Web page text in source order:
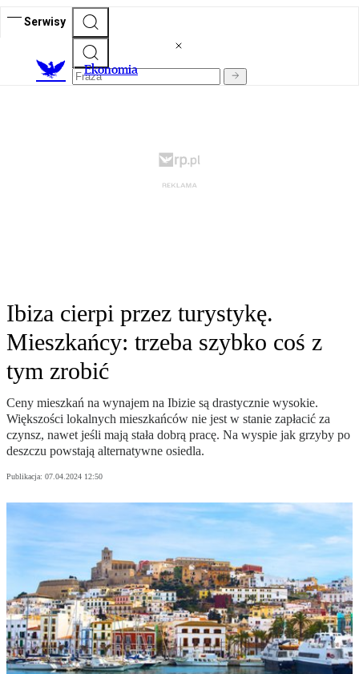
Serwisy
Ekonomia
Ibiza cierpi przez turystykę.
Mieszkańcy: trzeba szybko coś z
tym zrobić
Ceny mieszkań na wynajem na Ibizie są drastycznie wysokie.
Większości lokalnych mieszkańców nie jest w stanie zapłacić za
czynsz, nawet jeśli mają stała dobrą pracę. Na wyspie jak grzyby po
deszczu powstają alternatywne osiedla.
Publikacja: 07.04.2024 12:50